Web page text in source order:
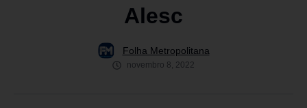
Alesc
Folha Metropolitana
novembro 8, 2022